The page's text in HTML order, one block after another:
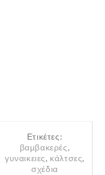
Ετικέτες:
βαμβακερές,
γυναικειες, κάλτσες,
σχέδια